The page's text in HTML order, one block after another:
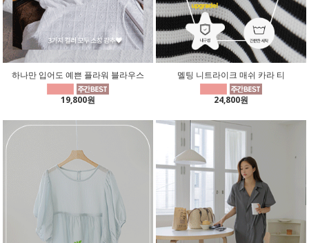
하나만 입어도 예쁜 플라워 블라우스
19,800원
멜팅 니트라이크 매쉬 카라 티
24,800원